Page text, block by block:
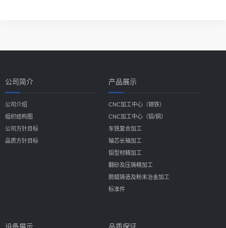
公司简介
公司介绍
组织结构图
公司方针目标
品质方针目标
产品展示
CNC加工中心（钢铁）
CNC加工中心（铝/铜）
车铣复合加工
轴芯长轴加工
铝型材精加工
翻砂及压铸精加工
脱蜡铸造及粉末冶金加工
标准件